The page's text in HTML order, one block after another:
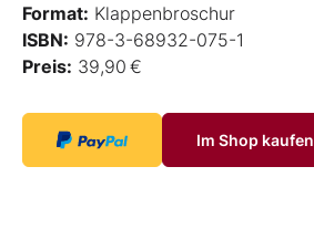
Format: Klappenbroschur
ISBN: 978-3-68932-075-1
Preis: 39,90 €
Im Shop kaufen